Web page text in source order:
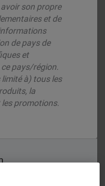
son propre
et de
de pays de
et
pays/région.
à) tous les
la
promotions.